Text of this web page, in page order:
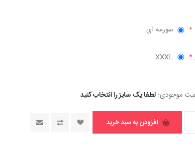
* سورمه ای
*
XXXL
موجودی: لطفا یک سایز را انتخاب کنید